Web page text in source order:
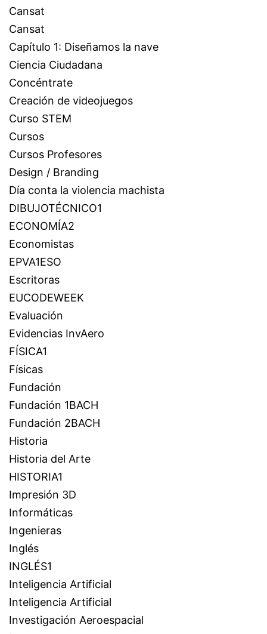
Cansat
Cansat
Capítulo 1: Diseñamos la nave
Ciencia Ciudadana
Concéntrate
Creación de videojuegos
Curso STEM
Cursos
Cursos Profesores
Design / Branding
Día conta la violencia machista
DIBUJOTÉCNICO1
ECONOMÍA2
Economistas
EPVA1ESO
Escritoras
EUCODEWEEK
Evaluación
Evidencias InvAero
FÍSICA1
Físicas
Fundación
Fundación 1BACH
Fundación 2BACH
Historia
Historia del Arte
HISTORIA1
Impresión 3D
Informáticas
Ingenieras
Inglés
INGLÉS1
Inteligencia Artificial
Inteligencia Artificial
Investigación Aeroespacial